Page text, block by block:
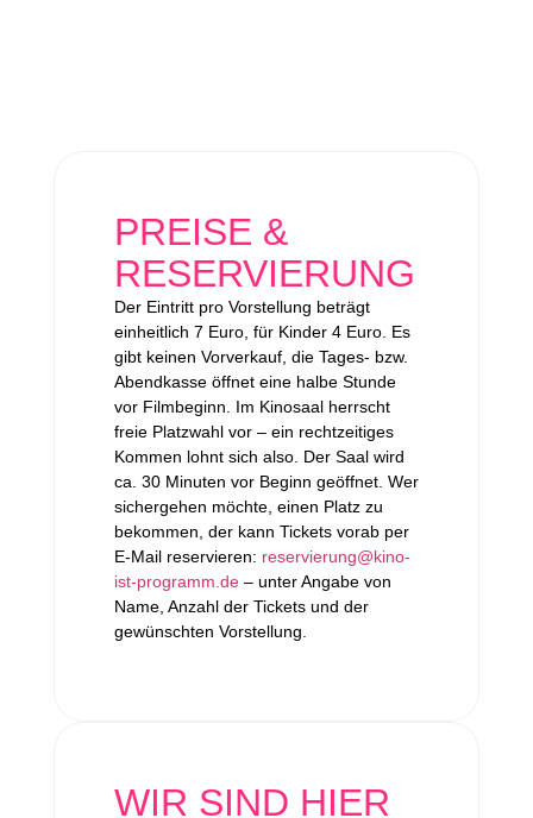
PREISE &
RESERVIERUNG
Der Eintritt pro Vorstellung beträgt
einheitlich 7 Euro, für Kinder 4 Euro. Es
gibt keinen Vorverkauf, die Tages- bzw.
Abendkasse öffnet eine halbe Stunde
vor Filmbeginn. Im Kinosaal herrscht
freie Platzwahl vor – ein rechtzeitiges
Kommen lohnt sich also. Der Saal wird
ca. 30 Minuten vor Beginn geöffnet. Wer
sichergehen möchte, einen Platz zu
bekommen, der kann Tickets vorab per
E-Mail reservieren: reservierung@kino-
ist-programm.de– unter Angabe von
Name, Anzahl der Tickets und der
gewünschten Vorstellung.
WIR SIND HIER